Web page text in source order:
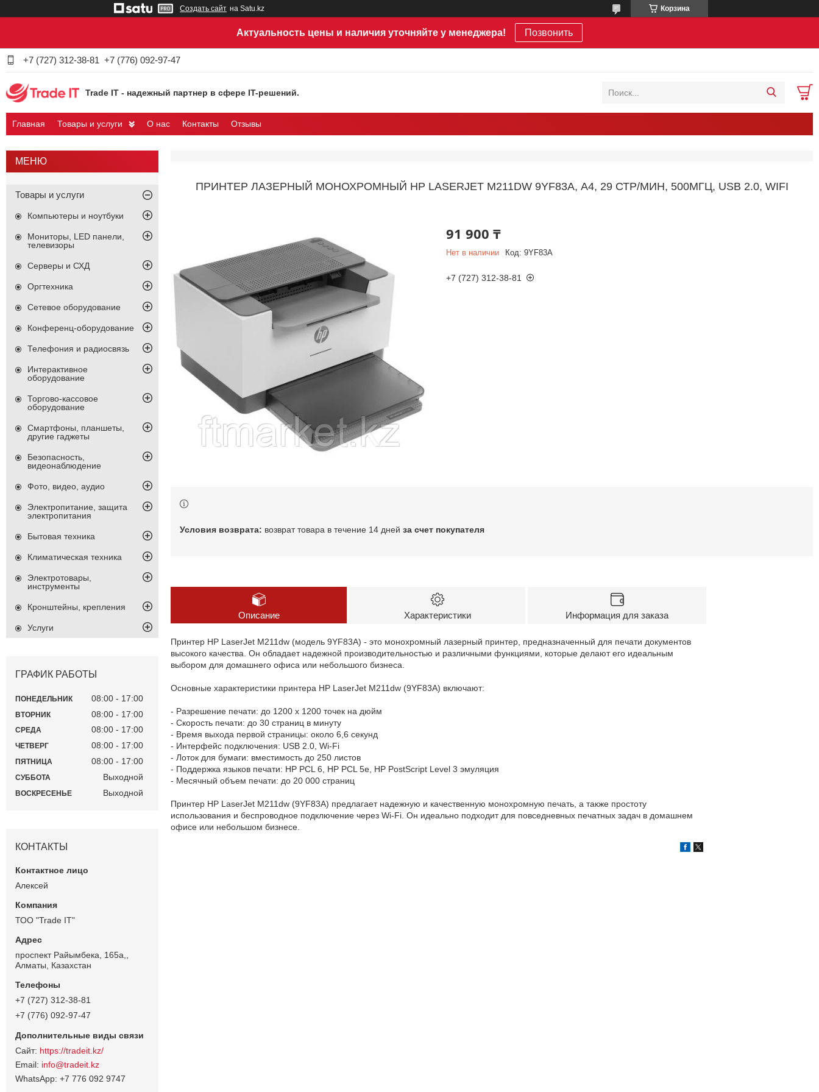
Создать сайт на Satu.kz Корзина
Актуальность цены и наличия уточняйте у менеджера! Позвонить
+7 (727) 312-38-81 +7 (776) 092-97-47
Trade IT - надежный партнер в сфере IT-решений.
Главная Товары и услуги О нас Контакты Отзывы
ПРИНТЕР ЛАЗЕРНЫЙ МОНОХРОМНЫЙ HP LASERJET M211DW 9YF83A, А4, 29 СТР/МИН, 500МГЦ, USB 2.0, WIFI
91 900 ₸
Нет в наличии Код: 9YF83A
+7 (727) 312-38-81
возврат товара в течение 14 дней за счет покупателя
Описание Характеристики Информация для заказа
Принтер HP LaserJet M211dw (модель 9YF83A) - это монохромный лазерный принтер, предназначенный для печати документов
высокого качества. Он обладает надежной производительностью и различными функциями, которые делают его идеальным
выбором для домашнего офиса или небольшого бизнеса.
Основные характеристики принтера HP LaserJet M211dw (9YF83A) включают:
- Разрешение печати: до 1200 x 1200 точек на дюйм
- Скорость печати: до 30 страниц в минуту
- Время выхода первой страницы: около 6,6 секунд
- Интерфейс подключения: USB 2.0, Wi-Fi
- Лоток для бумаги: вместимость до 250 листов
- Поддержка языков печати: HP PCL 6, HP PCL 5e, HP PostScript Level 3 эмуляция
- Месячный объем печати: до 20 000 страниц
Принтер HP LaserJet M211dw (9YF83A) предлагает надежную и качественную монохромную печать, а также простоту
использования и беспроводное подключение через Wi-Fi. Он идеально подходит для повседневных печатных задач в домашнем
офисе или небольшом бизнесе.
Товары и услуги
Компьютеры и ноутбуки
Мониторы, LED панели,
телевизоры
Серверы и СХД
Оргтехника
Сетевое оборудование
Конференц-оборудование
Телефония и радиосвязь
Интерактивное
оборудование
Торгово-кассовое
оборудование
Смартфоны, планшеты,
другие гаджеты
Безопасность,
видеонаблюдение
Фото, видео, аудио
Электропитание, защита
электропитания
Бытовая техника
Климатическая техника
Электротовары,
инструменты
Кронштейны, крепления
Услуги
ГРАФИК РАБОТЫ
ПОНЕДЕЛЬНИК 08:00 17:00
ВТОРНИК 08:00 17:00
СРЕДА 08:00 17:00
ЧЕТВЕРГ 08:00 17:00
ПЯТНИЦА 08:00 17:00
СУББОТА Выходной
ВОСКРЕСЕНЬЕ Выходной
КОНТАКТЫ
Алексей
ТОО "Trade IT"
проспект Райымбека, 165а,,
Алматы, Казахстан
+7 (727) 312-38-81
+7 (776) 092-97-47
https://tradeit.kz/
info@tradeit.kz
+7 776 092 9747